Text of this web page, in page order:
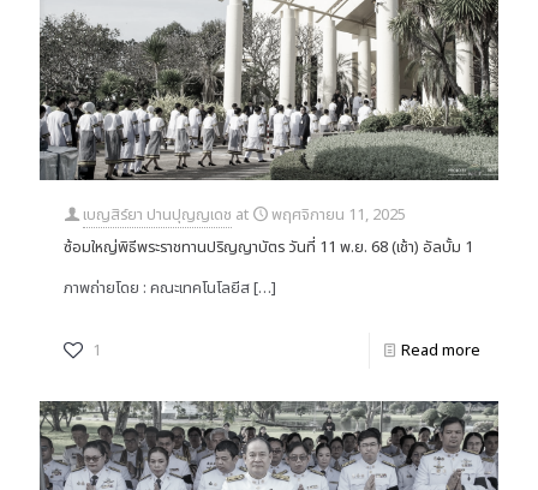
เบญสิร์ยา ปานปุญญเดช at
พฤศจิกายน 11, 2025
ซ้อมใหญ่พิธีพระราชทานปริญญาบัตร วันที่ 11 พ.ย. 68 (เช้า) อัลบั้ม 1
ภาพถ่ายโดย : คณะเทคโนโลยีส[…]
1 Read more